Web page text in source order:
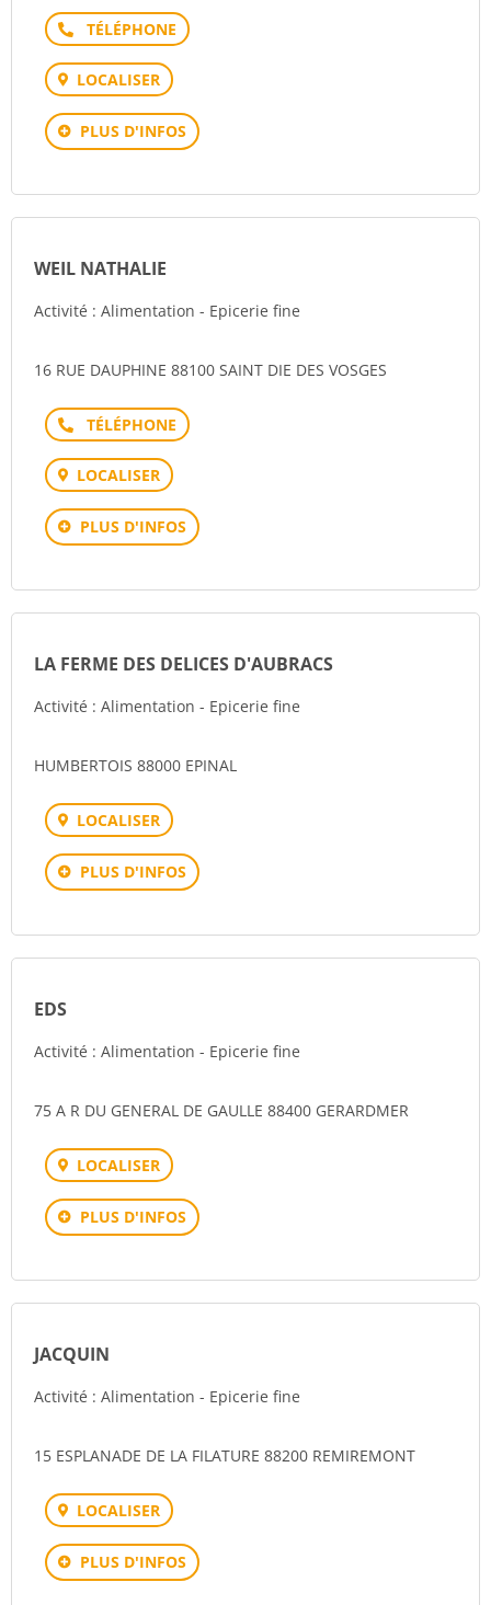
Téléphone
LOCALISER
PLUS D'INFOS
WEIL NATHALIE
Activité : Alimentation - Epicerie fine
16 RUE DAUPHINE 88100 SAINT DIE DES VOSGES
Téléphone
LOCALISER
PLUS D'INFOS
LA FERME DES DELICES D'AUBRACS
Activité : Alimentation - Epicerie fine
HUMBERTOIS 88000 EPINAL
LOCALISER
PLUS D'INFOS
EDS
Activité : Alimentation - Epicerie fine
75 A R DU GENERAL DE GAULLE 88400 GERARDMER
LOCALISER
PLUS D'INFOS
JACQUIN
Activité : Alimentation - Epicerie fine
15 ESPLANADE DE LA FILATURE 88200 REMIREMONT
LOCALISER
PLUS D'INFOS